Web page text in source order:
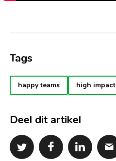
Tags
happy teams high impact
Deel dit artikel